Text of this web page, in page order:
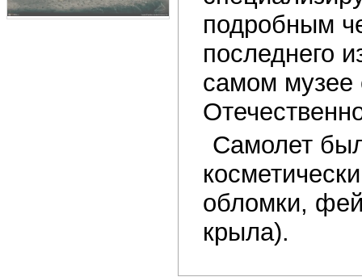
подробным
последнего
самом музее
Самолет
обломки,
крыла).